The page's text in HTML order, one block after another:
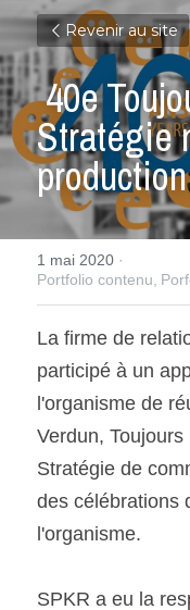
Revenir au site
40e Toujours Ensembles:
Stratégie
1 mai 2020 ·
Portfolio contenu,
La firme de
participé à un
l'organisme de
Verdun,
Stratégie de
des célébrations
l'organisme.
SPKR a eu la